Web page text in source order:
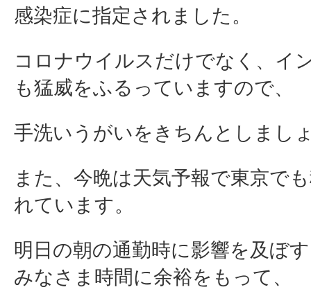
感染症に指定されました。
コロナウイルスだけでなく、イ
も猛威をふるっていますので、
手洗いうがいをきちんとしまし
また、今晩は天気予報で東京で
れています。
明日の朝の通勤時に影響を及ぼ
みなさま時間に余裕をもって、